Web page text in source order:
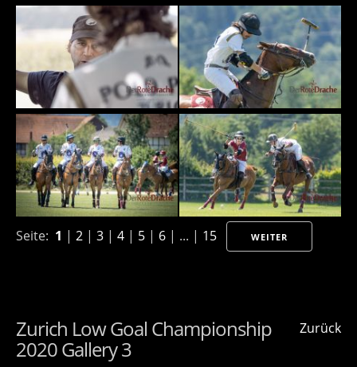
Seite: 1 | 2 | 3 | 4 | 5 | 6 | ... | 15 WEITER
Zurück
Zurich Low Goal Championship
2020 Gallery 3